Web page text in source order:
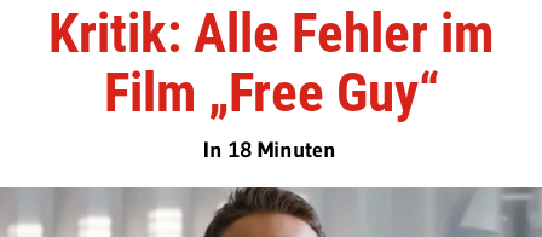
Kritik: Alle Fehler im
Film „Free Guy“
In 18 Minuten